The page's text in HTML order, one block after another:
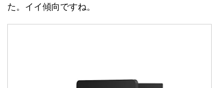
た。イイ傾向ですね。